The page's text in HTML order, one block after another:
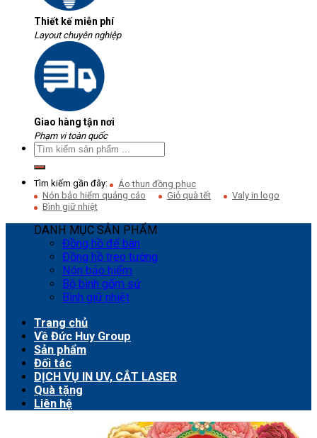
Thiết kế miễn phí
Layout chuyên nghiệp
Giao hàng tận nơi
Phạm vi toàn quốc
Tìm kiếm gần đây:
Áo thun đồng phục
Nón bảo hiểm quảng cáo
Giỏ quà tết
Valy in logo
Bình giữ nhiệt
DANH MỤC SẢN PHẨM
Đồng hồ để bàn
Đồng hồ treo tường
Nón bảo hiểm
Bộ bình gốm sứ
Bình giữ nhiệt
Trang chủ
Về Đức Huy Group
Sản phẩm
Đối tác
DỊCH VỤ IN UV, CẮT LASER
Quà tặng
Liên hệ